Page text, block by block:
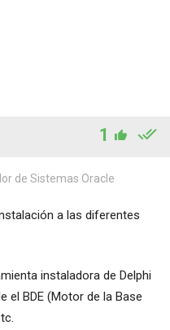
1
de Sistemas Oracle
a las diferentes
instaladora de Delphi
el BDE (Motor de la Base